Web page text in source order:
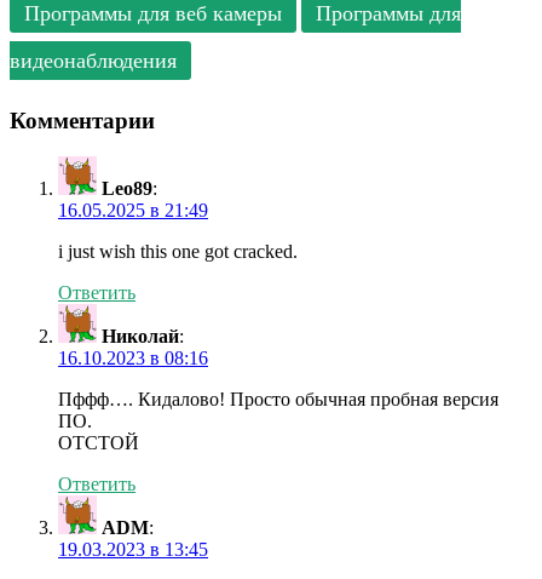
Программы для веб камеры
Программы для
видеонаблюдения
Комментарии
Leo89:
16.05.2025 в 21:49
i just wish this one got cracked.
Ответить
Николай:
16.10.2023 в 08:16
Пффф…. Кидалово! Просто обычная пробная версия
ПО.
ОТСТОЙ
Ответить
ADM:
19.03.2023 в 13:45